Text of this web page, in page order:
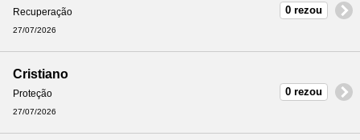
Recuperação
27/07/2026
0 rezou
Cristiano
Proteção
27/07/2026
0 rezou